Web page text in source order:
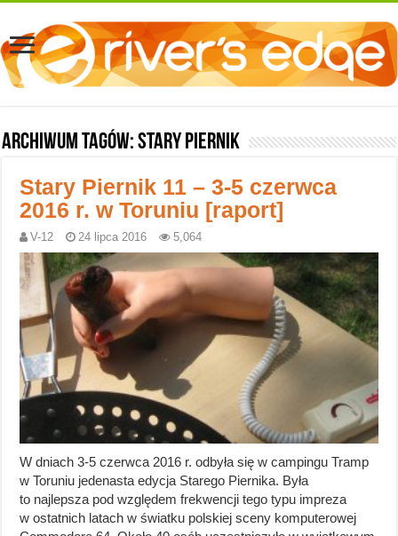
Archiwum tagów:Stary Piernik
Stary Piernik 11 – 3-5 czerwca
2016 r. w Toruniu [raport]
V-12 24 lipca 2016 5,064
W dniach 3-5 czerwca 2016 r. odbyła się w campingu Tramp
w Toruniu jedenasta edycja Starego Piernika. Była
to najlepsza pod względem frekwencji tego typu impreza
w ostatnich latach w światku polskiej sceny komputerowej